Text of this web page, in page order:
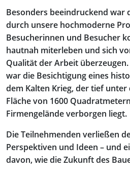
Besonders beeindruckend war
durch unsere hochmoderne
Besucherinnen und Besucher
hautnah miterleben und sich
Qualität der Arbeit
war die Besichtigung eines
dem Kalten Krieg, der tief
Fläche von 1600
Firmengelände verborgen liegt.
Die Teilnehmenden verließen
Perspektiven und Ideen – und
davon, wie die Zukunft des